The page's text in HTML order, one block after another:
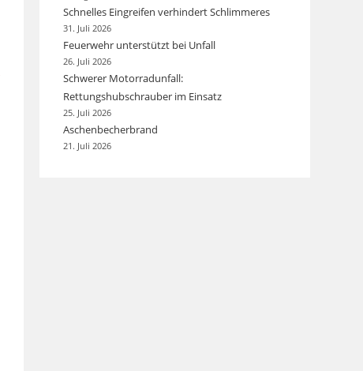
Schnelles Eingreifen verhindert Schlimmeres
31. Juli 2026
Feuerwehr unterstützt bei Unfall
26. Juli 2026
Schwerer Motorradunfall:
Rettungshubschrauber im Einsatz
25. Juli 2026
Aschenbecherbrand
21. Juli 2026